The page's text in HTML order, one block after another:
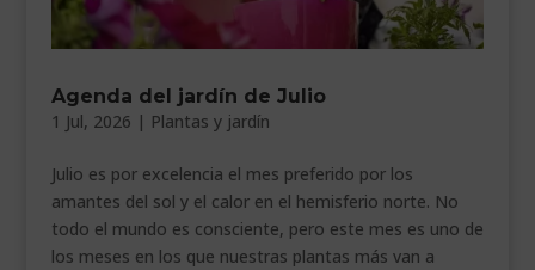
___________________________
Agenda del jardín de Julio
1 Jul, 2026 | Plantas y jardín
Julio es por excelencia el mes preferido por los
amantes del sol y el calor en el hemisferio norte. No
todo el mundo es consciente, pero este mes es uno de
los meses en los que nuestras plantas más van a